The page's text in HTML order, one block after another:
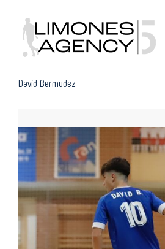
content
David Bermudez